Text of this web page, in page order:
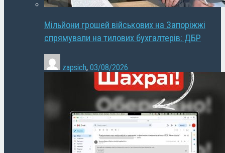
Мільйони грошей військових на Запоріжжі
спрямували на тилових бухгалтерів: ДБР
zapsich, 03/08/2026